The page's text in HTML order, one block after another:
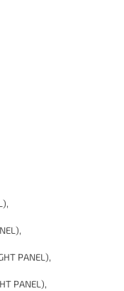
PANEL),
PANEL),